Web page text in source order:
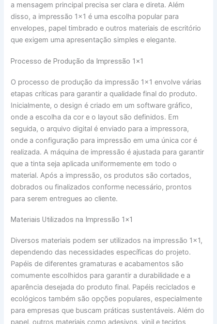
a mensagem principal precisa ser clara e direta. Além
disso, a impressão 1×1 é uma escolha popular para
envelopes, papel timbrado e outros materiais de escritório
que exigem uma apresentação simples e elegante.
Processo de Produção da Impressão 1×1
O processo de produção da impressão 1×1 envolve várias
etapas críticas para garantir a qualidade final do produto.
Inicialmente, o design é criado em um software gráfico,
onde a escolha da cor e o layout são definidos. Em
seguida, o arquivo digital é enviado para a impressora,
onde a configuração para impressão em uma única cor é
realizada. A máquina de impressão é ajustada para garantir
que a tinta seja aplicada uniformemente em todo o
material. Após a impressão, os produtos são cortados,
dobrados ou finalizados conforme necessário, prontos
para serem entregues ao cliente.
Materiais Utilizados na Impressão 1×1
Diversos materiais podem ser utilizados na impressão 1×1,
dependendo das necessidades específicas do projeto.
Papéis de diferentes gramaturas e acabamentos são
comumente escolhidos para garantir a durabilidade e a
aparência desejada do produto final. Papéis reciclados e
ecológicos também são opções populares, especialmente
para empresas que buscam práticas sustentáveis. Além do
papel, outros materiais como adesivos, vinil e tecidos